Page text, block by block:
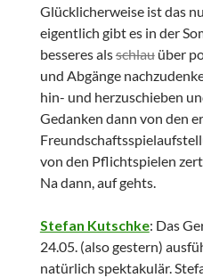
Glücklicherweise ist das
eigentlich gibt es in der
besseres alsschlauüber
und Abgänge
hin- und herzuschieben
Gedanken dann von den
von den Pflichtspielen
Na dann, auf gehts.
Stefan Kutschke: Das
24.05. (also gestern)
natürlich spektakulär.